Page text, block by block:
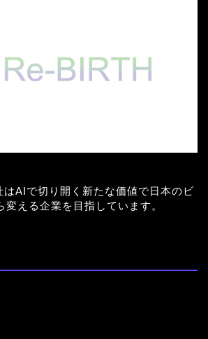
AIで切り開く新たな価値で日本のビ
変える企業を目指しています。